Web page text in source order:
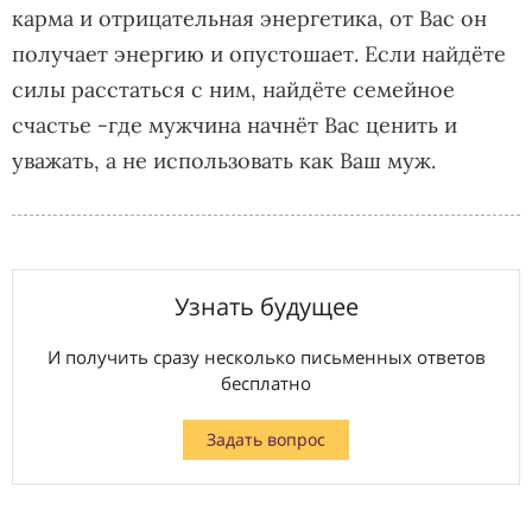
карма и отрицательная энергетика, от Вас он
получает энергию и опустошает. Если найдёте
силы расстаться с ним, найдёте семейное
счастье -где мужчина начнёт Вас ценить и
уважать, а не использовать как Ваш муж.
Узнать будущее
И получить сразу несколько письменных ответов
бесплатно
Задать вопрос